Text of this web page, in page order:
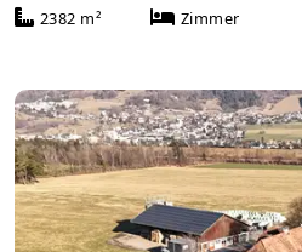
2382 m² Zimmer